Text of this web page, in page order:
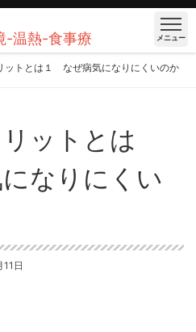
-温熱-食事療 メニュー
ットとは１ なぜ病気になりにくいのか
ットとは
なりにくい
日